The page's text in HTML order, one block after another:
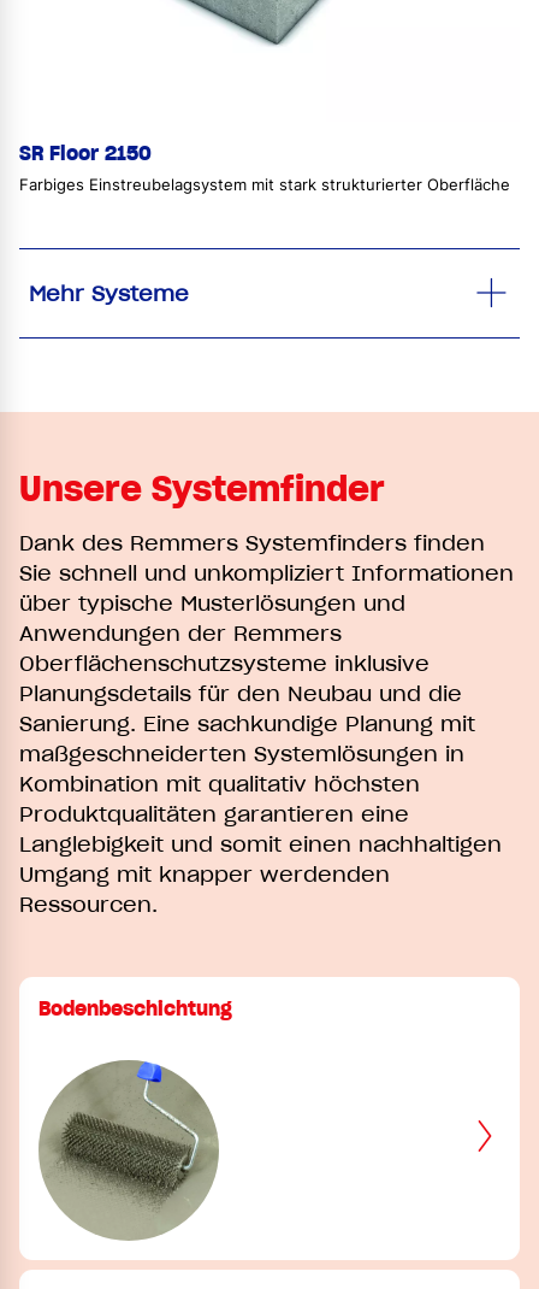
SR Floor 2150
Farbiges Einstreubelagsystem mit stark strukturierter Oberfläche
Mehr Systeme
Unsere Systemfinder
Dank des Remmers Systemfinders finden
Sie schnell und unkompliziert Informationen
über typische Musterlösungen und
Anwendungen der Remmers
Oberflächenschutzsysteme inklusive
Planungsdetails für den Neubau und die
Sanierung. Eine sachkundige Planung mit
maßgeschneiderten Systemlösungen in
Kombination mit qualitativ höchsten
Produktqualitäten garantieren eine
Langlebigkeit und somit einen nachhaltigen
Umgang mit knapper werdenden
Ressourcen.
Bodenbeschichtung